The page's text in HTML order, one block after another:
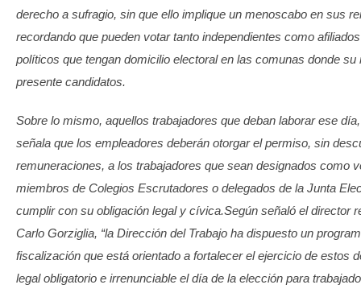
derecho a sufragio, sin que ello implique un menoscabo en sus
recordando que pueden votar tanto independientes como
políticos que tengan domicilio electoral en las comunas donde su
presente candidatos.
Sobre lo mismo, aquellos trabajadores que deban laborar ese
señala que los empleadores deberán otorgar el permiso, sin
remuneraciones, a los trabajadores que sean designados como
miembros de Colegios Escrutadores o delegados de la Junta
cumplir con su obligación legal y cívica.Según señaló el director
Carlo Gorziglia, “la Dirección del Trabajo ha dispuesto un
fiscalización que está orientado a fortalecer el ejercicio de estos
legal obligatorio e irrenunciable el día de la elección para